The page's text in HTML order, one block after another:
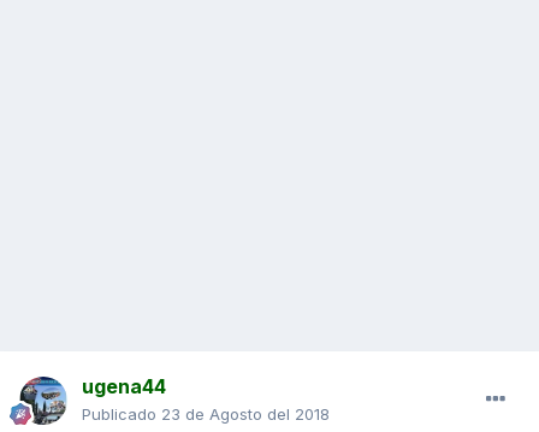
ugena44
Publicado 23 de Agosto del 2018